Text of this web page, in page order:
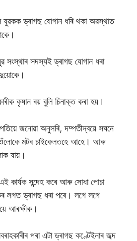
যুৱকক ড্ৰাগছ যোগান ধৰি থকা অৱস্থাত
সংস্থাৰ সদস্যই ড্ৰাগছ যোগান ধৰা
কৃষান ৰয় বুলি চিনাক্ত কৰা হয়।
জনোৱা অনুসৰি, দম্পতীদ্বয়ে সঘনে
মটৰ চাইকেলতহে আহে। আৰু
যায়।
কাৰ্যক সন্দেহ কৰে আৰু সোধা পোচা
লগত ড্ৰাগছ ধৰা পৰে। লগে লগে
আৰক্ষীক।
পৰা এটা ড্ৰাগছ কণ্টেইনাৰ জব্দ